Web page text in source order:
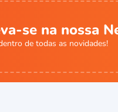
se na nossa
de todas as novidades!